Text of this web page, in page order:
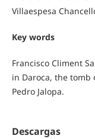
Villaespesa
Key words
Francisco Climent
in Daroca, the tomb
Pedro Jalopa.
Descargas